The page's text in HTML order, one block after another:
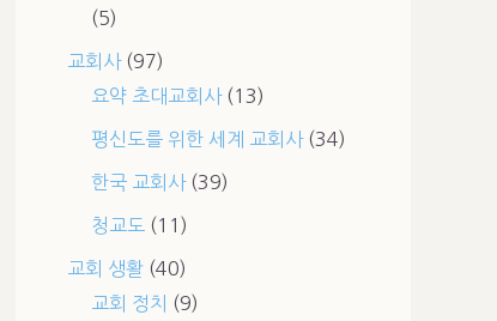
(5)
교회사(97)
요약 초대교회사(13)
평신도를 위한 세계 교회사(34)
한국 교회사(39)
청교도 (11)
교회 생활(40)
교회 정치
(9)